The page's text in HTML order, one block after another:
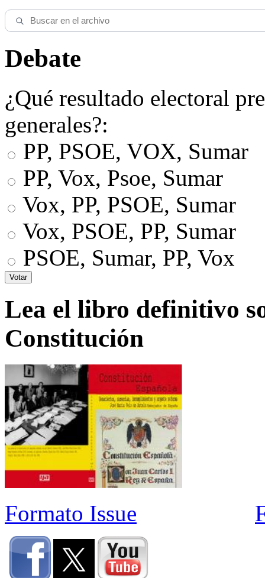
Debate
¿Qué resultado electoral
generales?:
PP, PSOE, VOX, Sumar
PP, Vox, Psoe, Sumar
Vox, PP, PSOE, Sumar
Vox, PSOE, PP, Sumar
PSOE, Sumar, PP, Vox
Lea el libro definitivo
Constitución
Formato Issue